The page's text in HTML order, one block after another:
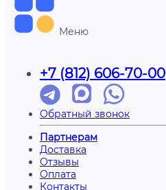
Меню
+7 (812) 606-70-00
Обратный звонок
Партнерам
Доставка
Отзывы
Оплата
Контакты